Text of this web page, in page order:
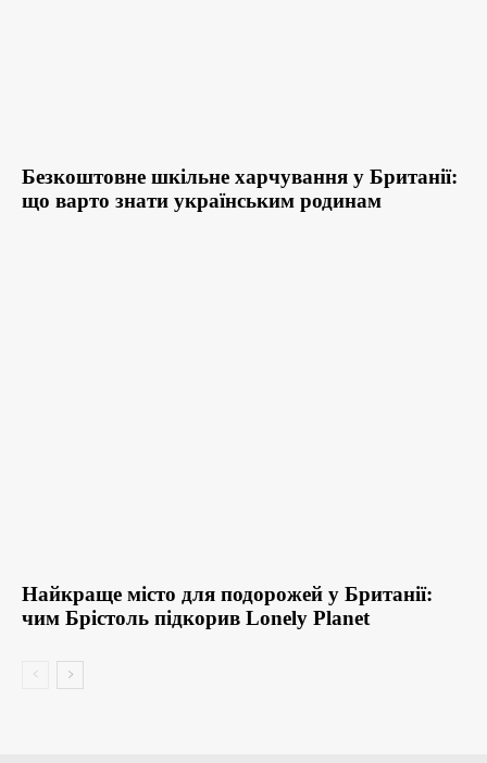
Безкоштовне шкільне харчування у Британії:
що варто знати українським родинам
Найкраще місто для подорожей у Британії:
чим Брістоль підкорив Lonely Planet